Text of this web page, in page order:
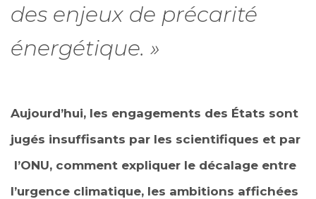
des enjeux de précarité
énergétique. »
Aujourd’hui, les engagements des États sont
jugés insuffisants par les scientifiques et par
l’ONU, comment expliquer le décalage entre
l’urgence climatique, les ambitions affichées